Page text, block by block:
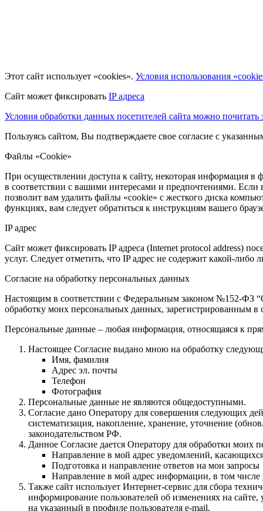
Этот сайт использует «cookies». Условия использования
Сайт может фиксировать IP адреса
Условия обработки данных посетителей сайта можно почитать
Пользуясь сайтом, Вы подтверждаете свое согласие с
Файлы «Cookie»
При осуществлении доступа к сайту, некоторая информация в
в соответствии с вашими интересами и предпочтениями.
позволит вам удалить файлы «cookie» с жесткого диска
функциях, вам следует обратиться к инструкциям вашего
IP адрес
Сайт может фиксировать IP адреса (Internet protocol address)
услуг. Следует отметить, что IP адрес не содержит какой-
Согласие на обработку персональных данных
Настоящим в соответствии с Федеральным законом №152-ФЗ
обработку моих персональных данных, зарегистрированным в
Персональные данные – любая информация, относящаяся к
Настоящее Согласие выдано мною на обработку
Имя, фамилия
Адрес эл. почты
Телефон
Фотография
Персональные данные не являются общедоступными.
Согласие дано Оператору для совершения следующих
систематизация, накопление, хранение, уточнение
законодательством РФ.
Данное Согласие дается Оператору для обработки
Направление в мой адрес уведомлений,
Подготовка и направление ответов на мои запросы
Направление в мой адрес информации, в том
Также сайт использует Интернет-сервис для сбора
информирование пользователей об изменениях на
на указанный в профиле пользователя e-mail.